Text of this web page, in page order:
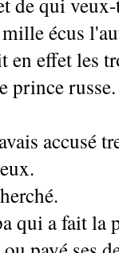
écus
en effet les
prince russe.
accusé
qui a fait la